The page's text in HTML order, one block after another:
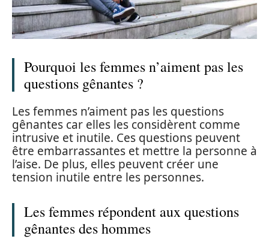
Pourquoi les femmes n’aiment pas les
questions gênantes ?
Les femmes n’aiment pas les questions
gênantes car elles les considèrent comme
intrusive et inutile. Ces questions peuvent
être embarrassantes et mettre la personne à
l’aise. De plus, elles peuvent créer une
tension inutile entre les personnes.
Les femmes répondent aux questions
gênantes des hommes